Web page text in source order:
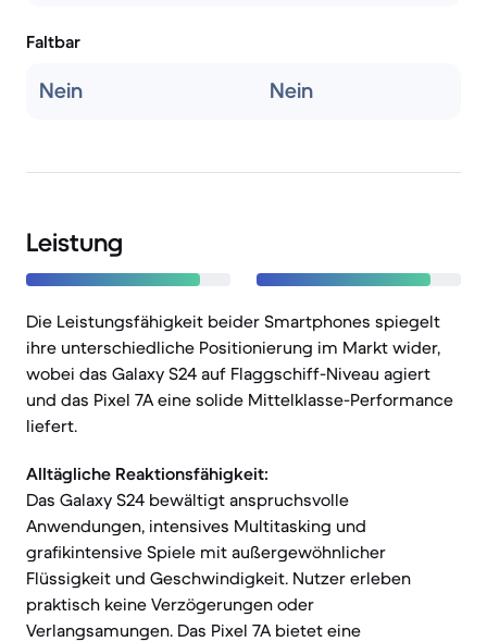
Faltbar
Nein Nein
Leistung
Die Leistungsfähigkeit beider Smartphones spiegelt
ihre unterschiedliche Positionierung im Markt wider,
wobei das Galaxy S24 auf Flaggschiff-Niveau agiert
und das Pixel 7A eine solide Mittelklasse-Performance
liefert.
Alltägliche Reaktionsfähigkeit:
Das Galaxy S24 bewältigt anspruchsvolle
Anwendungen, intensives Multitasking und
grafikintensive Spiele mit außergewöhnlicher
Flüssigkeit und Geschwindigkeit. Nutzer erleben
praktisch keine Verzögerungen oder
Verlangsamungen. Das Pixel 7A bietet eine